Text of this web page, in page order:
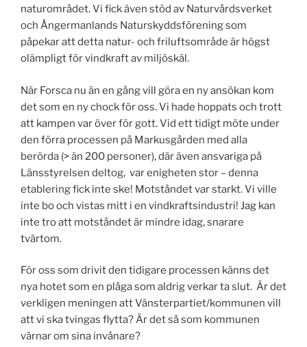
naturområdet. Vi fick även stöd av Naturvårdsverket
och Ångermanlands Naturskyddsförening som
påpekar att detta natur- och friluftsområde är högst
olämpligt för vindkraft av miljöskäl.
När Forsca nu än en gång vill göra en ny ansökan kom
det som en ny chock för oss. Vi hade hoppats och trott
att kampen var över för gott. Vid ett tidigt möte under
den förra processen på Markusgården med alla
berörda (> än 200 personer), där även ansvariga på
Länsstyrelsen deltog, var enigheten stor – denna
etablering fick inte ske! Motståndet var starkt. Vi ville
inte bo och vistas mitt i en vindkraftsindustri! Jag kan
inte tro att motståndet är mindre idag, snarare
tvärtom.
För oss som drivit den tidigare processen känns det
nya hotet som en plåga som aldrig verkar ta slut. Är det
verkligen meningen att Vänsterpartiet/kommunen vill
att vi ska tvingas flytta? Är det så som kommunen
värnar om sina invånare?